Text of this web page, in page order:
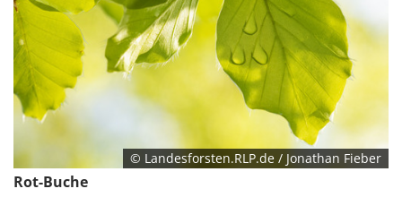
© Landesforsten.RLP.de / Jonathan Fieber
Rot-Buche